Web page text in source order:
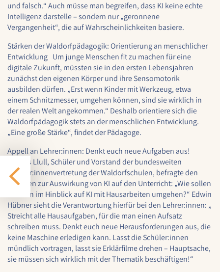
und falsch.“ Auch müsse man begreifen, dass KI keine echte
Intelligenz darstelle – sondern nur „geronnene
Vergangenheit“, die auf Wahrscheinlichkeiten basiere.
Stärken der Waldorfpädagogik: Orientierung an menschlicher
Entwicklung Um junge Menschen fit zu machen für eine
digitale Zukunft, müssten sie in den ersten Lebensjahren
zunächst den eigenen Körper und ihre Sensomotorik
ausbilden dürfen. „Erst wenn Kinder mit Werkzeug, etwa
einem Schnitzmesser, umgehen können, sind sie wirklich in
der realen Welt angekommen.“ Deshalb orientiere sich die
Waldorfpädagogik stets an der menschlichen Entwicklung.
„Eine große Stärke“, findet der Pädagoge.
Appell an Lehrer:innen: Denkt euch neue Aufgaben aus!
Jannes Llull, Schüler und Vorstand der bundesweiten
Schüler:innenvertretung der Waldorfschulen, befragte den
Experten zur Auswirkung von KI auf den Unterricht: „Wie sollen
Schulen im Hinblick auf KI mit Hausarbeiten umgehen?“ Edwin
Hübner sieht die Verantwortung hierfür bei den Lehrer:innen: „
Streicht alle Hausaufgaben, für die man einen Aufsatz
schreiben muss. Denkt euch neue Herausforderungen aus, die
keine Maschine erledigen kann. Lasst die Schüler:innen
mündlich vortragen, lasst sie Erklärfilme drehen – Hauptsache,
sie müssen sich wirklich mit der Thematik beschäftigen!“
Sammelt anonymisierte Daten für die
Website-Analyse und kontinuierliche
Verbesserung der Benutzererfahrung.
Cookie Laufzeit:
1 Jahr
EXTERNE MEDIEN
Um Inhalte von externen Plattformen anzeigen zu
können, werden von diesen externen Medien
Cookies gesetzt.
Nextcloud Kalender
Name:
nextcloud
Zweck:
Dieser Cookie speichert die ausgewählten
Einverständnis-Optionen des Benutzers für
das Laden des Nextcloud-Kalenders
Cookie Laufzeit:
1 Jahr